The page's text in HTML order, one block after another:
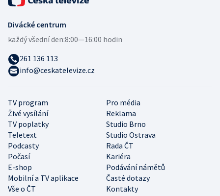
TV program
Pro média
Živé vysílání
Reklama
TV poplatky
Studio Brno
Teletext
Studio Ostrava
Podcasty
Rada ČT
Počasí
Kariéra
E-shop
Podávání námětů
Mobilní a TV aplikace
Časté dotazy
Vše o ČT
Kontakty
Divácké centrum
každý všední den:8:00—16:00 hodin
261 136 113
info@ceskatelevize.cz